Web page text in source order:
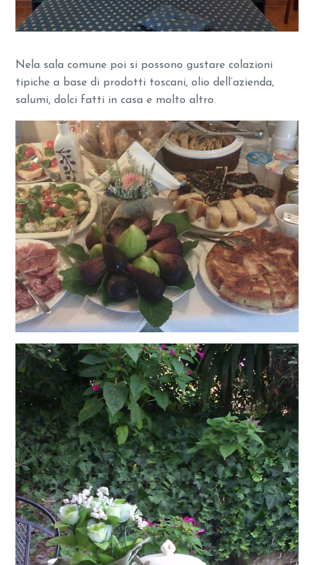
Nela sala comune poi si possono gustare colazioni
tipiche a base di prodotti toscani, olio dell’azienda,
salumi, dolci fatti in casa e molto altro.